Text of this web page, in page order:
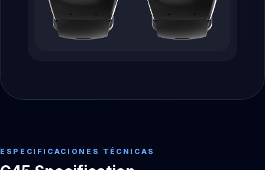
ESPECIFICACIONES TÉCNICAS